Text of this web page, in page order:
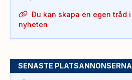
Du kan skapa en egen tråd
nyheten
SENASTE PLATSANNONSERNA